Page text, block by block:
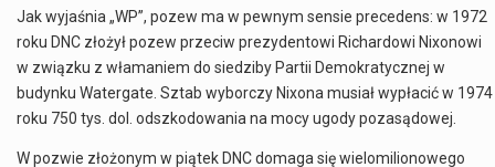
Jak wyjaśnia „WP”, pozew ma w pewnym sensie precedens: w 1972
roku DNC złożył pozew przeciw prezydentowi Richardowi Nixonowi
w związku z włamaniem do siedziby Partii Demokratycznej w
budynku Watergate. Sztab wyborczy Nixona musiał wypłacić w 1974
roku 750 tys. dol. odszkodowania na mocy ugody pozasądowej.
W pozwie złożonym w piątek DNC domaga się wielomilionowego